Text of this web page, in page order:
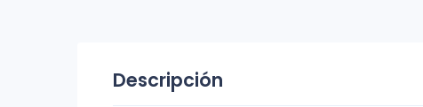
Descripción